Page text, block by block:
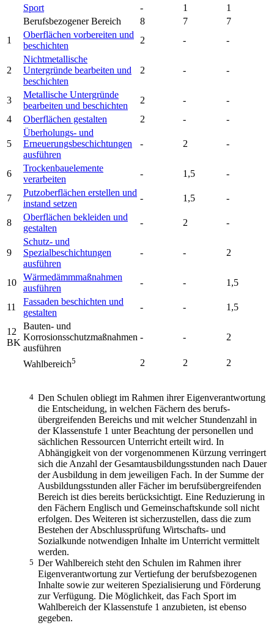
Sport - 1
1
Berufsbezogener Bereich
8 7
7
1
Oberflächen vorbereiten und
beschichten
2 - -
2
Nichtmetallische
Untergründe bearbeiten und
beschichten
2 - -
3
Metallische Untergründe
bearbeiten und beschichten
2 -
-
4
Oberflächen gestalten 2 - -
5
Überholungs- und
Erneuerungsbeschichtungen
ausführen
- 2 -
6
Trockenbauelemente
verarbeiten
- 1,5 -
7
Putzoberflächen erstellen und
instand setzen
- 1,5 -
8
Oberflächen bekleiden und
gestalten
- 2 -
9
Schutz- und
Spezialbeschichtungen
ausführen
- - 2
10
Wärmedämmmaßnahmen
ausführen
- - 1,5
11
Fassaden beschichten und
gestalten
- - 1,5
12
BK
Bauten- und
Korrosionsschutzmaßnahmen
ausführen
- - 2
Wahlbereich5 2 2 2
4 Den Schulen obliegt im Rahmen ihrer Eigenverantwortung
die Entscheidung, in welchen Fächern des berufs-
übergreifenden Bereichs und mit welcher Stundenzahl in
der Klassenstufe 1 unter Beachtung der personellen und
sächlichen Ressourcen Unterricht erteilt wird. In
Abhängigkeit von der vorgenommenen Kürzung verringert
sich die Anzahl der Gesamtausbildungsstunden nach Dauer
der Ausbildung in dem jeweiligen Fach. In der Summe der
Ausbildungsstunden aller Fächer im berufsübergreifenden
Bereich ist dies bereits berücksichtigt. Eine Reduzierung in
den Fächern Englisch und Gemeinschaftskunde soll nicht
erfolgen. Des Weiteren ist sicherzustellen, dass die zum
Bestehen der Abschlussprüfung Wirtschafts- und
Sozialkunde notwendigen Inhalte im Unterricht vermittelt
werden.
5 Der Wahlbereich steht den Schulen im Rahmen ihrer
Eigenverantwortung zur Vertiefung der berufsbezogenen
Inhalte sowie zur weiteren Spezialisierung und Förderung
zur Verfügung. Die Möglichkeit, das Fach Sport im
Wahlbereich der Klassenstufe 1 anzubieten, ist ebenso
gegeben.